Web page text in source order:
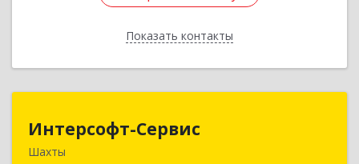
Показать контакты
Назад
Интерсофт-Сервис
Шахты
346480, Ростовская обл, Шахты г, Советская ул,